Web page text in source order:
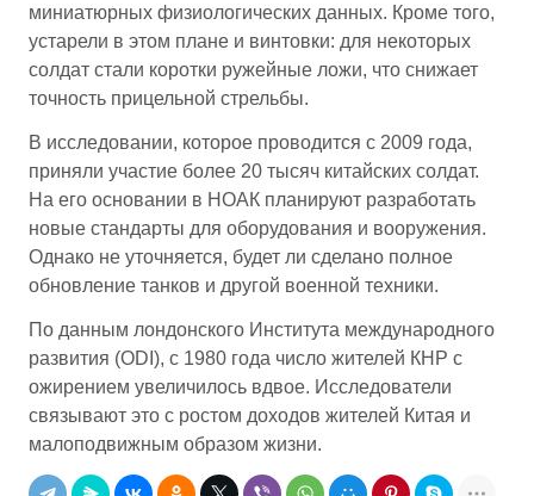
миниатюрных физиологических данных. Кроме того,
устарели в этом плане и винтовки: для некоторых
солдат стали коротки ружейные ложи, что снижает
точность прицельной стрельбы.
В исследовании, которое проводится с 2009 года,
приняли участие более 20 тысяч китайских солдат.
На его основании в НОАК планируют разработать
новые стандарты для оборудования и вооружения.
Однако не уточняется, будет ли сделано полное
обновление танков и другой военной техники.
По данным лондонского Института международного
развития (ODI), с 1980 года число жителей КНР с
ожирением увеличилось вдвое. Исследователи
связывают это с ростом доходов жителей Китая и
малоподвижным образом жизни.